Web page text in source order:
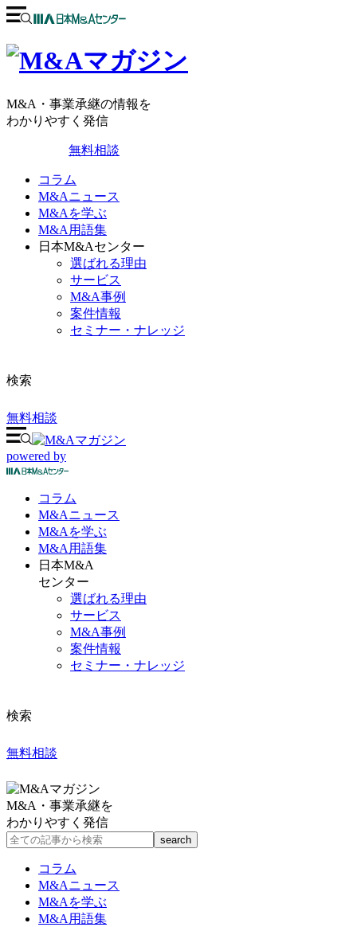
M&A・事業承継の情報を
わかりやすく発信
無料相談
コラム
M&Aニュース
M&Aを学ぶ
M&A用語集
日本M&Aセンター
選ばれる理由
サービス
M&A事例
案件情報
セミナー・ナレッジ
検索
無料相談
powered by
コラム
M&Aニュース
M&Aを学ぶ
M&A 用語集
日本M&A
センター
選ばれる理由
サービス
M&A事例
案件情報
セミナー・ナレッジ
検索
無料相談
M&A・事業承継を
わかりやすく発信
コラム
M&Aニュース
M&Aを学ぶ
M&A用語集